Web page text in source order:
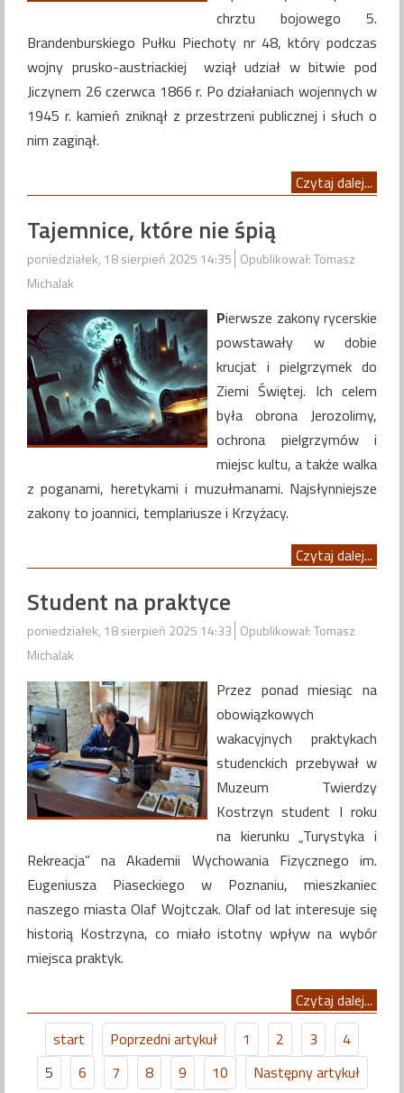
chrztu bojowego 5.
Brandenburskiego Pułku Piechoty nr 48, który podczas
wojny prusko-austriackiej wziął udział w bitwie pod
Jiczynem 26 czerwca 1866 r. Po działaniach wojennych w
1945 r. kamień zniknął z przestrzeni publicznej i słuch o
nim zaginął.
Czytaj dalej...
Tajemnice, które nie śpią
poniedziałek, 18 sierpień 2025 14:35 Opublikował: Tomasz
Michalak
Pierwsze zakony rycerskie
powstawały w dobie
krucjat i pielgrzymek do
Ziemi Świętej. Ich celem
była obrona Jerozolimy,
ochrona pielgrzymów i
miejsc kultu, a także walka
z poganami, heretykami i muzułmanami. Najsłynniejsze
zakony to joannici, templariusze i Krzyżacy.
Czytaj dalej...
Student na praktyce
poniedziałek, 18 sierpień 2025 14:33 Opublikował: Tomasz
Michalak
Przez ponad miesiąc na
obowiązkowych
wakacyjnych praktykach
studenckich przebywał w
Muzeum Twierdzy
Kostrzyn student I roku
na kierunku „Turystyka i
Rekreacja” na Akademii Wychowania Fizycznego im.
Eugeniusza Piaseckiego w Poznaniu, mieszkaniec
naszego miasta Olaf Wojtczak. Olaf od lat interesuje się
historią Kostrzyna, co miało istotny wpływ na wybór
miejsca praktyk.
Czytaj dalej...
start
Poprzedni artykuł 1 2 3
4
5
6 7 8 9 10
Następny artykuł